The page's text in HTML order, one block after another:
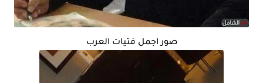
صور اجمل فتيات العرب